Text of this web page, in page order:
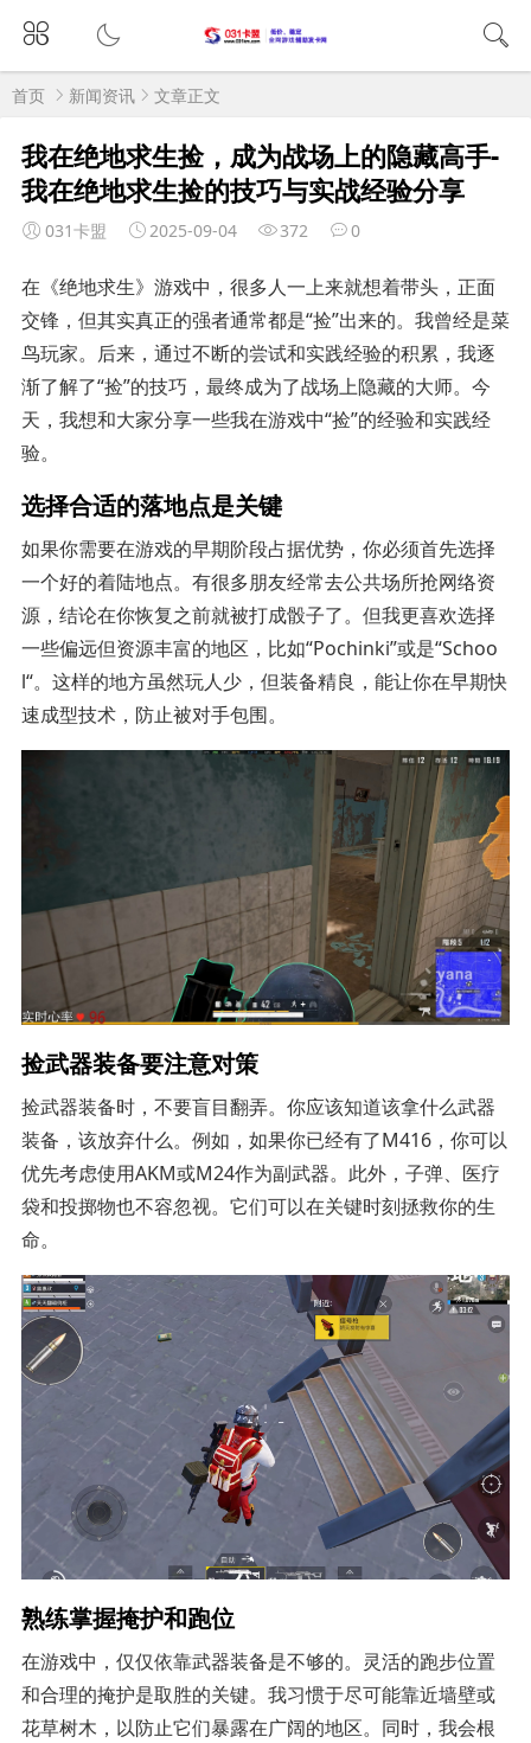
首页 新闻资讯 文章正文
我在绝地求生捡，成为战场上的隐藏高手-
我在绝地求生捡的技巧与实战经验分享
031卡盟 2025-09-04 372 0
在《绝地求生》游戏中，很多人一上来就想着带头，正面
交锋，但其实真正的强者通常都是“捡”出来的。我曾经是菜
鸟玩家。后来，通过不断的尝试和实践经验的积累，我逐
渐了解了“捡”的技巧，最终成为了战场上隐藏的大师。今
天，我想和大家分享一些我在游戏中“捡”的经验和实践经
验。
选择合适的落地点是关键
如果你需要在游戏的早期阶段占据优势，你必须首先选择
一个好的着陆地点。有很多朋友经常去公共场所抢网络资
源，结论在你恢复之前就被打成骰子了。但我更喜欢选择
一些偏远但资源丰富的地区，比如“Pochinki”或是“Schoo
l“。这样的地方虽然玩人少，但装备精良，能让你在早期快
速成型技术，防止被对手包围。
捡武器装备要注意对策
捡武器装备时，不要盲目翻弄。你应该知道该拿什么武器
装备，该放弃什么。例如，如果你已经有了M416，你可以
优先考虑使用AKM或M24作为副武器。此外，子弹、医疗
袋和投掷物也不容忽视。它们可以在关键时刻拯救你的生
命。
熟练掌握掩护和跑位
在游戏中，仅仅依靠武器装备是不够的。灵活的跑步位置
和合理的掩护是取胜的关键。我习惯于尽可能靠近墙壁或
花草树木，以防止它们暴露在广阔的地区。同时，我会根